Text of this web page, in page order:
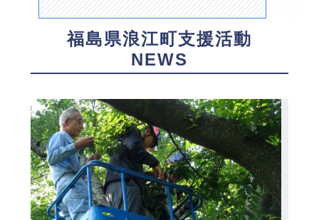
福島県浪江町支援活動
NEWS